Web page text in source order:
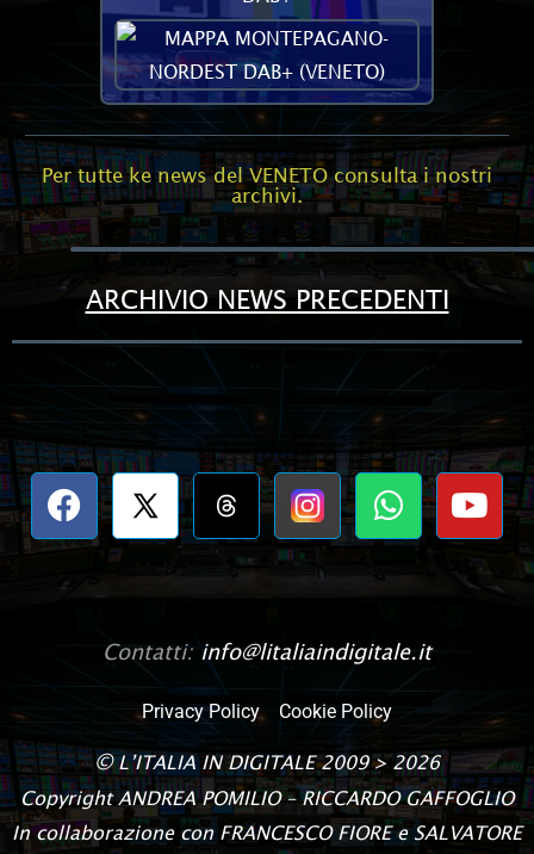
Per tutte ke news del VENETO consulta i nostri
archivi.
ARCHIVIO NEWS PRECEDENTI
Contatti: info@litaliaindigitale.it
Privacy Policy Cookie Policy
© L’ITALIA IN DIGITALE2009 > 2026
CopyrightANDREA POMILIO – RICCARDO GAFFOGLIO
In collaborazione con FRANCESCO FIORE e SALVATORE